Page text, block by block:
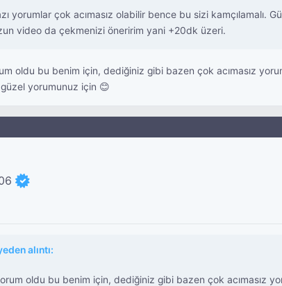
yorumlar çok acımasız olabilir bence bu sizi
video da çekmenizi öneririm yani +20dk üzeri.
oldu bu benim için, dediğiniz gibi bazen çok acımasız
yorumunuz için 😊
alıntı:
oldu bu benim için, dediğiniz gibi bazen çok acımasız